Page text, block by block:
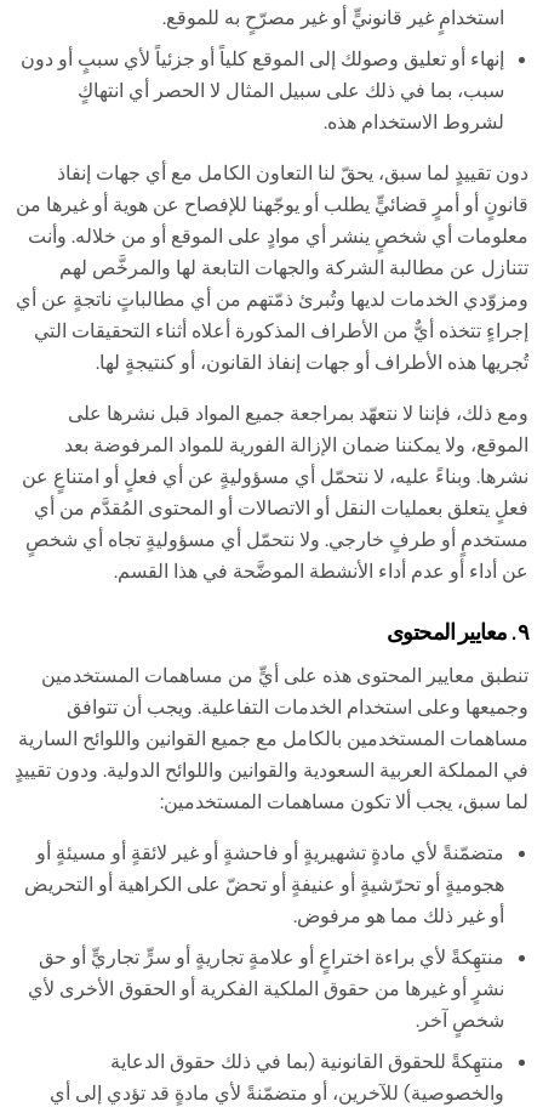
استخدامٍ غير قانونيٍّ أو غير مصرّحٍ به للموقع.
إنهاء أو تعليق وصولك إلى الموقع كلياً أو جزئياً لأي سببٍ أو دون
سبب، بما في ذلك على سبيل المثال لا الحصر أي انتهاكٍ
لشروط الاستخدام هذه.
دون تقييدٍ لما سبق، يحقّ لنا التعاون الكامل مع أي جهات إنفاذ
قانونٍ أو أمرٍ قضائيٍّ يطلب أو يوجّهنا للإفصاح عن هوية أو غيرها من
معلومات أي شخصٍ ينشر أي موادٍ على الموقع أو من خلاله. وأنت
تتنازل عن مطالبة الشركة والجهات التابعة لها والمرخَّص لهم
ومزوّدي الخدمات لديها وتُبرئ ذمّتهم من أي مطالباتٍ ناتجةٍ عن أي
إجراءٍ تتخذه أيٌّ من الأطراف المذكورة أعلاه أثناء التحقيقات التي
تُجريها هذه الأطراف أو جهات إنفاذ القانون، أو كنتيجةٍ لها.
ومع ذلك، فإننا لا نتعهّد بمراجعة جميع المواد قبل نشرها على
الموقع، ولا يمكننا ضمان الإزالة الفورية للمواد المرفوضة بعد
نشرها. وبناءً عليه، لا نتحمّل أي مسؤوليةٍ عن أي فعلٍ أو امتناعٍ عن
فعلٍ يتعلق بعمليات النقل أو الاتصالات أو المحتوى المُقدَّم من أي
مستخدمٍ أو طرفٍ خارجي. ولا نتحمّل أي مسؤوليةٍ تجاه أي شخصٍ
عن أداء أو عدم أداء الأنشطة الموضَّحة في هذا القسم.
٩. معايير المحتوى
تنطبق معايير المحتوى هذه على أيٍّ من مساهمات المستخدمين
وجميعها وعلى استخدام الخدمات التفاعلية. ويجب أن تتوافق
مساهمات المستخدمين بالكامل مع جميع القوانين واللوائح السارية
في المملكة العربية السعودية والقوانين واللوائح الدولية. ودون تقييدٍ
لما سبق، يجب ألا تكون مساهمات المستخدمين:
متضمّنةً لأي مادةٍ تشهيريةٍ أو فاحشةٍ أو غير لائقةٍ أو مسيئةٍ أو
هجوميةٍ أو تحرّشيةٍ أو عنيفةٍ أو تحضّ على الكراهية أو التحريض
أو غير ذلك مما هو مرفوض.
منتهِكةً لأي براءة اختراعٍ أو علامةٍ تجاريةٍ أو سرٍّ تجاريٍّ أو حق
نشرٍ أو غيرها من حقوق الملكية الفكرية أو الحقوق الأخرى لأي
شخصٍ آخر.
منتهِكةً للحقوق القانونية (بما في ذلك حقوق الدعاية
والخصوصية) للآخرين، أو متضمّنةً لأي مادةٍ قد تؤدي إلى أي